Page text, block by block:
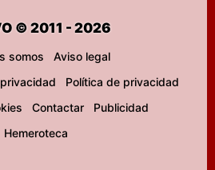
© 2011 - 2026
somos
Aviso legal
Política de privacidad
Contactar
Publicidad
Hemeroteca